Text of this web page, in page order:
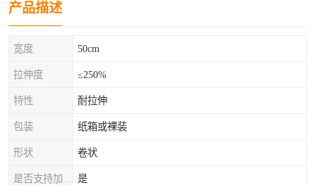
产品描述
宽度 50cm
拉伸度 ≤250%
特性 耐拉伸
包装 纸箱或裸装
形状 卷状
是